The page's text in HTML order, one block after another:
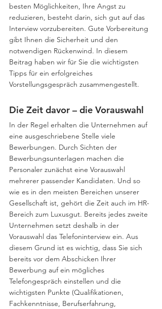
besten Möglichkeiten, Ihre Angst zu
reduzieren, besteht darin, sich gut auf das
Interview vorzubereiten. Gute Vorbereitung
gibt Ihnen die Sicherheit und den
notwendigen Rückenwind. In diesem
Beitrag haben wir für Sie die wichtigsten
Tipps für ein erfolgreiches
Vorstellungsgespräch zusammengestellt.
Die Zeit davor – die Vorauswahl
In der Regel erhalten die Unternehmen auf
eine ausgeschriebene Stelle viele
Bewerbungen. Durch Sichten der
Bewerbungsunterlagen machen die
Personaler zunächst eine Vorauswahl
mehrerer passender Kandidaten. Und so
wie es in den meisten Bereichen unserer
Gesellschaft ist, gehört die Zeit auch im HR-
Bereich zum Luxusgut. Bereits jedes zweite
Unternehmen setzt deshalb in der
Vorauswahl das Telefoninterview ein. Aus
diesem Grund ist es wichtig, dass Sie sich
bereits vor dem Abschicken Ihrer
Bewerbung auf ein mögliches
Telefongespräch einstellen und die
wichtigsten Punkte (Qualifikationen,
Fachkenntnisse, Berufserfahrung,